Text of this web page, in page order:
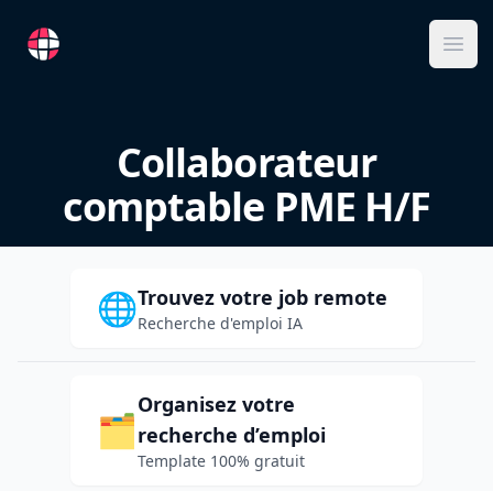
RemoteFR
Collaborateur
comptable PME H/F
🌐Trouvez votre job remote
Recherche d'emploi IA
🗂️
Organisez votre
recherche d’emploi
Template 100% gratuit